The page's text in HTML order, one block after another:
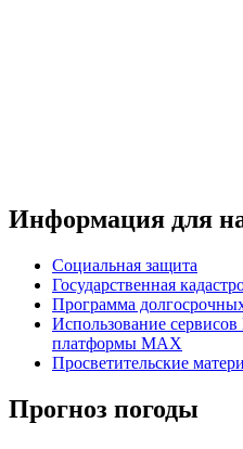
Информация для
Социальная защита
Государственная
Программа
Использование
платформы MAX
Просветительские
Прогноз погоды